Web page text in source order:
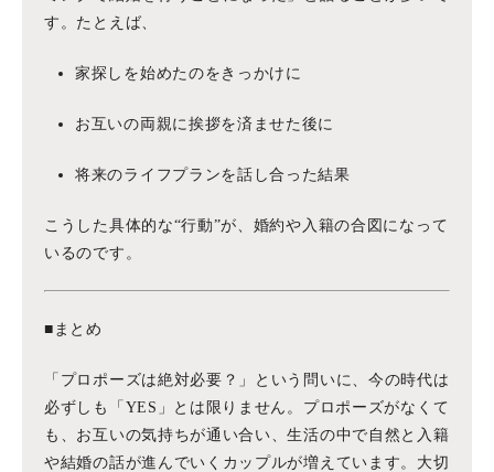
す。たとえば、
家探しを始めたのをきっかけに
お互いの両親に挨拶を済ませた後に
将来のライフプランを話し合った結果
こうした具体的な“行動”が、婚約や入籍の合図になって
いるのです。
■まとめ
「プロポーズは絶対必要？」という問いに、今の時代は
必ずしも「YES」とは限りません。プロポーズがなくて
も、お互いの気持ちが通い合い、生活の中で自然と入籍
や結婚の話が進んでいくカップルが増えています。大切